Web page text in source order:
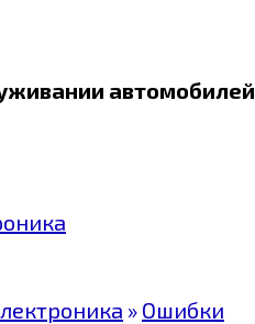
автомобилей
» Ошибки